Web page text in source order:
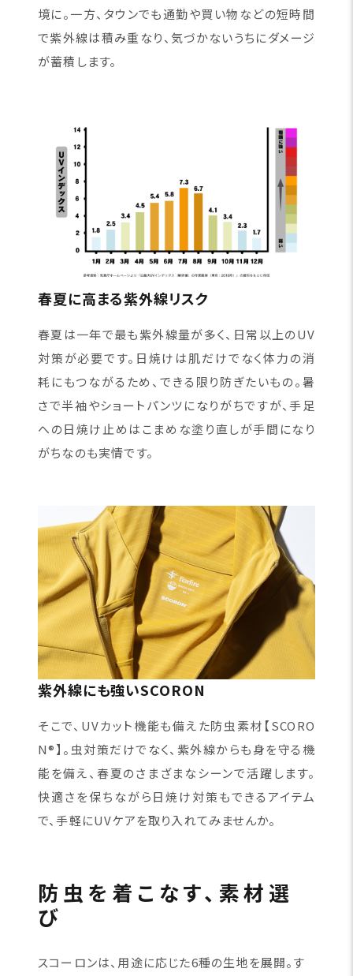
境に。一方、タウンでも通勤や買い物などの短時間
で紫外線は積み重なり、気づかないうちにダメージ
が蓄積します。
春夏に高まる紫外線リスク
春夏は一年で最も紫外線量が多く、日常以上のUV
対策が必要です。日焼けは肌だけでなく体力の消
耗にもつながるため、できる限り防ぎたいもの。暑
さで半袖やショートパンツになりがちですが、手足
への日焼け止めはこまめな塗り直しが手間になり
がちなのも実情です。
紫外線にも強いSCORON
そこで、UVカット機能も備えた防虫素材【SCORO
N®】。虫対策だけでなく、紫外線からも身を守る機
能を備え、春夏のさまざまなシーンで活躍します。
快適さを保ちながら日焼け対策もできるアイテム
で、手軽にUVケアを取り入れてみませんか。
防虫を着こなす、素材選
び
スコーロンは、用途に応じた6種の生地を展開。す